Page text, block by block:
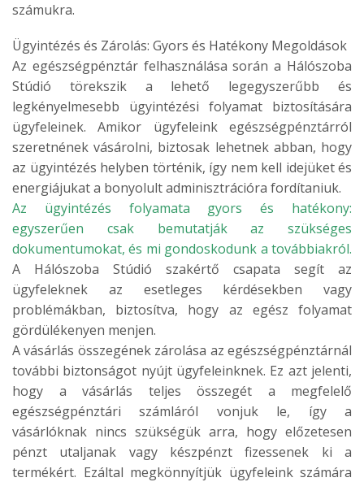
számukra.
Ügyintézés és Zárolás: Gyors és Hatékony Megoldások
Az egészségpénztár felhasználása során a Hálószoba
Stúdió törekszik a lehető legegyszerűbb és
legkényelmesebb ügyintézési folyamat biztosítására
ügyfeleinek. Amikor ügyfeleink egészségpénztárról
szeretnének vásárolni, biztosak lehetnek abban, hogy
az ügyintézés helyben történik, így nem kell idejüket és
energiájukat a bonyolult adminisztrációra fordítaniuk.
Az ügyintézés folyamata gyors és hatékony:
egyszerűen csak bemutatják az szükséges
dokumentumokat, és mi gondoskodunk a továbbiakról.
A Hálószoba Stúdió szakértő csapata segít az
ügyfeleknek az esetleges kérdésekben vagy
problémákban, biztosítva, hogy az egész folyamat
gördülékenyen menjen.
A vásárlás összegének zárolása az egészségpénztárnál
további biztonságot nyújt ügyfeleinknek. Ez azt jelenti,
hogy a vásárlás teljes összegét a megfelelő
egészségpénztári számláról vonjuk le, így a
vásárlóknak nincs szükségük arra, hogy előzetesen
pénzt utaljanak vagy készpénzt fizessenek ki a
termékért. Ezáltal megkönnyítjük ügyfeleink számára